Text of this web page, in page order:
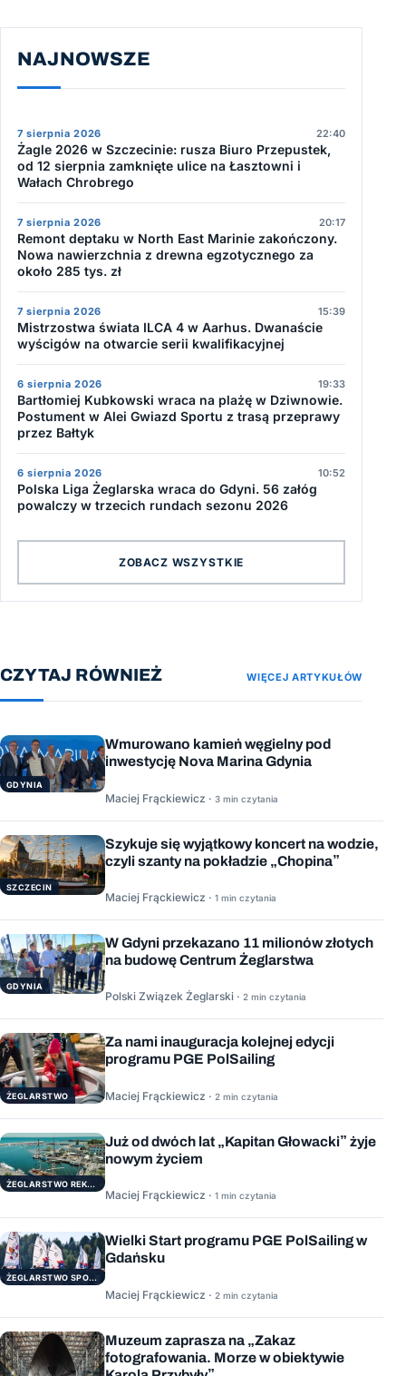
NAJNOWSZE
7 sierpnia 2026 22:40
Żagle 2026 w Szczecinie: rusza Biuro Przepustek,
od 12 sierpnia zamknięte ulice na Łasztowni i
Wałach Chrobrego
7 sierpnia 2026 20:17
Remont deptaku w North East Marinie zakończony.
Nowa nawierzchnia z drewna egzotycznego za
około 285 tys. zł
7 sierpnia 2026 15:39
Mistrzostwa świata ILCA 4 w Aarhus. Dwanaście
wyścigów na otwarcie serii kwalifikacyjnej
6 sierpnia 2026 19:33
Bartłomiej Kubkowski wraca na plażę w Dziwnowie.
Postument w Alei Gwiazd Sportu z trasą przeprawy
przez Bałtyk
6 sierpnia 2026 10:52
Polska Liga Żeglarska wraca do Gdyni. 56 załóg
powalczy w trzecich rundach sezonu 2026
ZOBACZ WSZYSTKIE
CZYTAJ RÓWNIEŻ WIĘCEJ ARTYKUŁÓW
GDYNIA
Wmurowano kamień węgielny pod
inwestycję Nova Marina Gdynia
Maciej Frąckiewicz · 3 min czytania
SZCZECIN
Szykuje się wyjątkowy koncert na wodzie,
czyli szanty na pokładzie „Chopina”
Maciej Frąckiewicz · 1 min czytania
GDYNIA
W Gdyni przekazano 11 milionów złotych
na budowę Centrum Żeglarstwa
Polski Związek Żeglarski · 2 min czytania
ŻEGLARSTWO
Za nami inauguracja kolejnej edycji
programu PGE PolSailing
Maciej Frąckiewicz · 2 min czytania
ŻEGLARSTWO REKERACYJNE
Już od dwóch lat „Kapitan Głowacki” żyje
nowym życiem
Maciej Frąckiewicz · 1 min czytania
ŻEGLARSTWO SPORTOWE
Wielki Start programu PGE PolSailing w
Gdańsku
Maciej Frąckiewicz · 2 min czytania
Muzeum zaprasza na „Zakaz
fotografowania. Morze w obiektywie